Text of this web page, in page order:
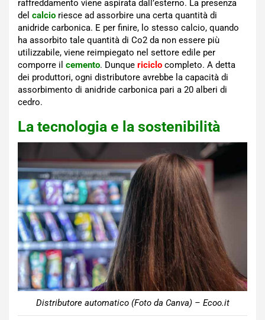
raffreddamento viene aspirata dall’esterno. La presenza
del calcio riesce ad assorbire una certa quantità di
anidride carbonica. E per finire, lo stesso calcio, quando
ha assorbito tale quantità di Co2 da non essere più
utilizzabile, viene reimpiegato nel settore edile per
comporre il cemento. Dunque riciclo completo. A detta
dei produttori, ogni distributore avrebbe la capacità di
assorbimento di anidride carbonica pari a 20 alberi di
cedro.
La tecnologia e la sostenibilità
Distributore automatico (Foto da Canva) – Ecoo.it